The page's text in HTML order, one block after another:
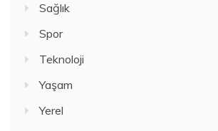
Sağlık
Spor
Teknoloji
Yaşam
Yerel